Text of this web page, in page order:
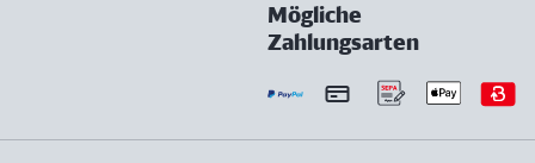
Mögliche
Zahlungsarten